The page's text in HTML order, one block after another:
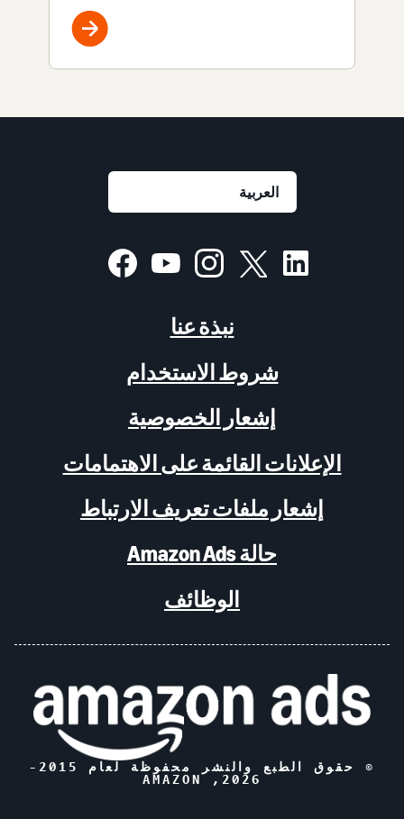
نبذة عنا
شروط الاستخدام
إشعار الخصوصية
الإعلانات القائمة على الاهتمامات
إشعار ملفات تعريف الارتباط
حالة Amazon Ads
الوظائف
© حقوق الطبع والنشر محفوظة لعام 2015-
2026
, AMAZON